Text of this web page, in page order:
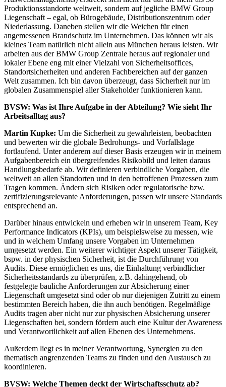
Produktionsstandorte weltweit, sondern auf jegliche BMW Group
Liegenschaft – egal, ob Bürogebäude, Distributionszentrum oder
Niederlassung. Daneben stellen wir die Weichen für einen
angemessenen Brandschutz im Unternehmen. Das können wir als
kleines Team natürlich nicht allein aus München heraus leisten. Wir
arbeiten aus der BMW Group Zentrale heraus auf regionaler und
lokaler Ebene eng mit einer Vielzahl von Sicherheitsoffices,
Standortsicherheiten und anderen Fachbereichen auf der ganzen
Welt zusammen. Ich bin davon überzeugt, dass Sicherheit nur im
globalen Zusammenspiel aller Stakeholder funktionieren kann.
BVSW: Was ist Ihre Aufgabe in der Abteilung? Wie sieht Ihr
Arbeitsalltag aus?
Martin Kupke: Um die Sicherheit zu gewährleisten, beobachten
und bewerten wir die globale Bedrohungs- und Vorfallslage
fortlaufend. Unter anderem auf dieser Basis erzeugen wir in meinem
Aufgabenbereich ein übergreifendes Risikobild und leiten daraus
Handlungsbedarfe ab. Wir definieren verbindliche Vorgaben, die
weltweit an allen Standorten und in den betroffenen Prozessen zum
Tragen kommen. Ändern sich Risiken oder regulatorische bzw.
zertifizierungsrelevante Anforderungen, passen wir unsere Standards
entsprechend an.
Darüber hinaus entwickeln und erheben wir in unserem Team, Key
Performance Indicators (KPIs), um beispielsweise zu messen, wie
und in welchem Umfang unsere Vorgaben im Unternehmen
umgesetzt werden. Ein weiterer wichtiger Aspekt unserer Tätigkeit,
bspw. in der physischen Sicherheit, ist die Durchführung von
Audits. Diese ermöglichen es uns, die Einhaltung verbindlicher
Sicherheitsstandards zu überprüfen, z.B. dahingehend, ob
festgelegte bauliche Anforderungen zur Absicherung einer
Liegenschaft umgesetzt sind oder ob nur diejenigen Zutritt zu einem
bestimmten Bereich haben, die ihn auch benötigen. Regelmäßige
Audits tragen aber nicht nur zur physischen Absicherung unserer
Liegenschaften bei, sondern fördern auch eine Kultur der Awareness
und Verantwortlichkeit auf allen Ebenen des Unternehmens.
Außerdem liegt es in meiner Verantwortung, Synergien zu den
thematisch angrenzenden Teams zu finden und den Austausch zu
koordinieren.
BVSW: Welche Themen deckt der Wirtschaftsschutz ab?